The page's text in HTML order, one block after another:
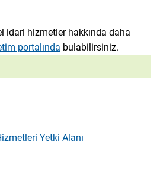
idari hizmetler hakkında daha
portalında bulabilirsiniz.
Yetki Alanı